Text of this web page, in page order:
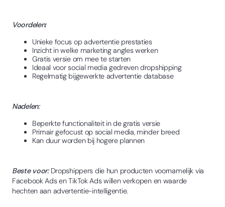
Voordelen:
Unieke focus op advertentie prestaties
Inzicht in welke marketing angles werken
Gratis versie om mee te starten
Ideaal voor social media gedreven dropshipping
Regelmatig bijgewerkte advertentie database
Nadelen:
Beperkte functionaliteit in de gratis versie
Primair gefocust op social media, minder breed
Kan duur worden bij hogere plannen
Beste voor:Dropshippers die hun producten voornamelijk via
Facebook Ads en TikTok Ads willen verkopen en waarde
hechten aan advertentie-intelligentie.